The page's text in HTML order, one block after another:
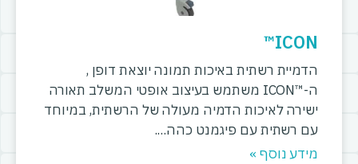
ICON™
הדמיית רשתית באיכות תמונה יוצאת דופן ,
ה-™ICON משתמש בעיצוב אופטי המשלב תאורה
ישירה לאיכות הדמיה מעולה של הרשתית, במיוחד
עם רשתית עם פיגמנט כהה.
מידע נוסף »